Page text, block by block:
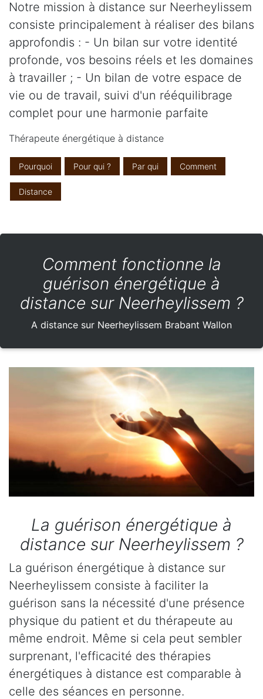
Notre mission à distance sur Neerheylissem
consiste principalement à réaliser des bilans
approfondis : - Un bilan sur votre identité
profonde, vos besoins réels et les domaines
à travailler ; - Un bilan de votre espace de
vie ou de travail, suivi d'un rééquilibrage
complet pour une harmonie parfaite
Thérapeute énergétique à distance
Pourquoi Pour qui ? Par qui Comment
Distance
Comment fonctionne la
guérison énergétique à
distance sur Neerheylissem ?
A distance sur Neerheylissem Brabant Wallon
La guérison énergétique à
distance sur Neerheylissem ?
La guérison énergétique à distance sur
Neerheylissem consiste à faciliter la
guérison sans la nécessité d'une présence
physique du patient et du thérapeute au
même endroit. Même si cela peut sembler
surprenant, l'efficacité des thérapies
énergétiques à distance est comparable à
celle des séances en personne.